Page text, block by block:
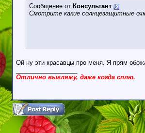
Сообщение от Консультант
Смотрите какие солнцезащитные
Ой ну эти красавцы про меня. Я прям
Отлично выгляжу, даже когда сплю.